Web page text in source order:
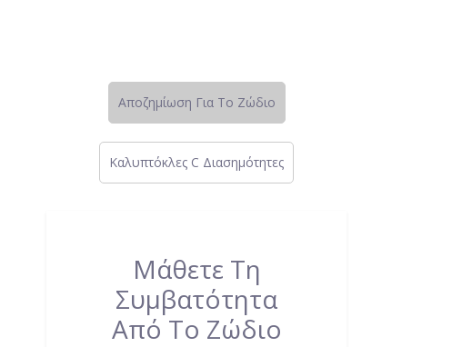
Αποζημίωση Για Το Ζώδιο
Καλυπτόκλες C Διασημότητες
Μάθετε Τη
Συμβατότητα
Από Το Ζώδιο